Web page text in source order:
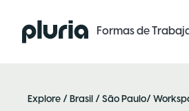
Logo Pluria Formas de
Explore / Brasil / São Paulo/